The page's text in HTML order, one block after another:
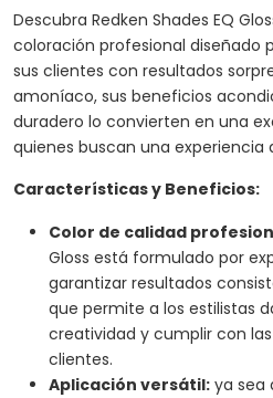
Descubra Redken Shades EQ
coloración profesional diseñado
sus clientes con resultados
amoníaco, sus beneficios
duradero lo convierten en una
quienes buscan una experiencia
Características y Beneficios:
Color de calidad
Gloss está formulado por
garantizar resultados
que permite a los estilistas
creatividad y cumplir con
clientes.
Aplicación versátil:ya sea